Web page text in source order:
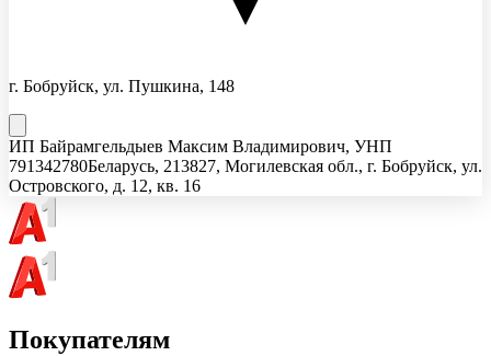
г. Бобруйск, ул. Пушкина, 148
ИП Байрамгельдыев Максим Владимирович, УНП
791342780Беларусь, 213827, Могилевская обл., г. Бобруйск, ул.
Островского, д. 12, кв. 16
Покупателям